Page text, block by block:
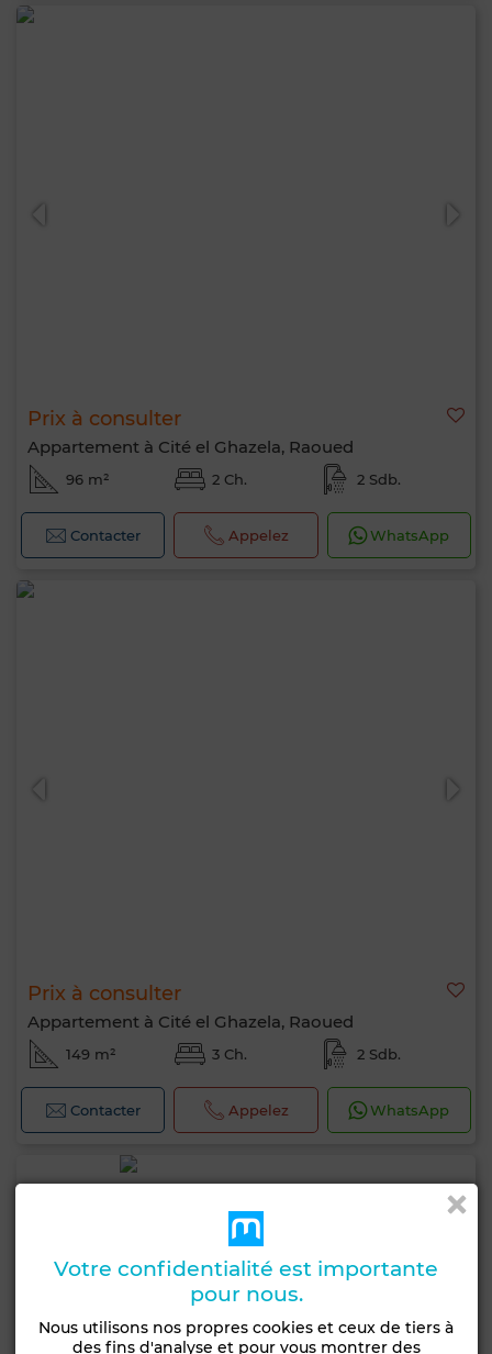
Prix à consulter
Appartement à Cité el Ghazela, Raoued
96 m² 2 Ch. 2 Sdb.
Contacter Appelez WhatsApp
Prix à consulter
Appartement à Cité el Ghazela, Raoued
149 m² 3 Ch. 2 Sdb.
Contacter Appelez WhatsApp
Votre confidentialité est importante
pour nous.
Nous utilisons nos propres cookies et ceux de tiers à
des fins d'analyse et pour vous montrer des